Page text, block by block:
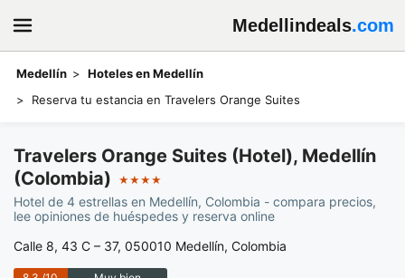
Medellindeals.com
Medellín
Hoteles en Medellín
Reserva tu estancia en Travelers Orange Suites
Travelers Orange Suites (Hotel), Medellín
(Colombia)
★★★★
Hotel de 4 estrellas en Medellín, Colombia - compara precios,
lee opiniones de huéspedes y reserva online
Calle 8, 43 C – 37, 050010 Medellín, Colombia